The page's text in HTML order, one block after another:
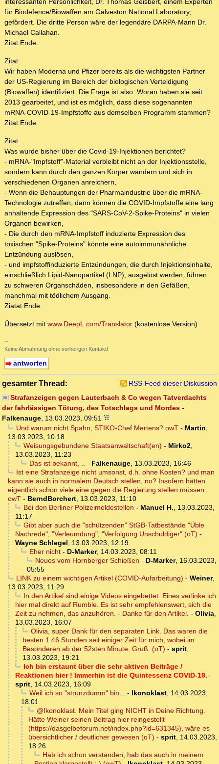
interessanten Persönlichkeit, Dr. Thomas Geisbert, einem Experten
für Biodefence/Biowaffen am Galveston National Laboratory,
gefördert. Die dritte Person wäre der legendäre DARPA-Mann Dr.
Michael Callahan.
Zitat Ende.
Zitat:
Wir haben Moderna und Pfizer bereits als die wichtigsten Partner
der US-Regierung im Bereich der biologischen Verteidigung
(Biowaffen) identifiziert. Die Frage ist also: Woran haben sie seit
2013 gearbeitet, und ist es möglich, dass diese sogenannten
mRNA-COVID-19-Impfstoffe aus demselben Programm stammen?
Zitat Ende.
Zitat:
Was wurde bisher über die Covid-19-Injektionen berichtet?
- mRNA-"Impfstoff"-Material verbleibt nicht an der Injektionsstelle,
sondern kann durch den ganzen Körper wandern und sich in
verschiedenen Organen anreichern,
- Wenn die Behauptungen der Pharmaindustrie über die mRNA-
Technologie zutreffen, dann können die COVID-Impfstoffe eine lang
anhaltende Expression des "SARS-CoV-2-Spike-Proteins" in vielen
Organen bewirken,
- Die durch den mRNA-Impfstoff induzierte Expression des
toxischen "Spike-Proteins" könnte eine autoimmunähnliche
Entzündung auslösen,
- und impfstoffinduzierte Entzündungen, die durch Injektionsinhalte,
einschließlich Lipid-Nanopartikel (LNP), ausgelöst werden, führen
zu schweren Organschäden, insbesondere in den Gefäßen,
manchmal mit tödlichem Ausgang.
Ziatat Ende.
Übersetzt mit www.DeepL.com/Translator (kostenlose Version)
--
Keine Abmahnung ohne vorherigen Kontakt!
antworten
gesamter Thread:
RSS-Feed dieser Diskussion
Strafanzeigen gegen Lauterbach & Co wegen Tatverdachts
der fahrlässigen Tötung, des Totschlags und Mordes -
Falkenauge, 13.03.2023, 09:51
Und warum nicht Spahn, STIKO-Chef Mertens? owT- Martin,
13.03.2023, 10:18
Weisungsgebundene Staatsanwaltschaft(en) - Mirko2,
13.03.2023, 11:23
Das ist bekannt, .. - Falkenauge, 13.03.2023, 16:46
Ist eine Strafanzeige nicht umsonst, d.h. ohne Kosten? und man
kann sie auch in normalem Deutsch stellen, no? Insofern hätten
eigentlich schon viele eine gegen die Regierung stellen müssen.
owT - BerndBorchert, 13.03.2023, 11:10
Bei den Berliner Polizeimeldestellen - Manuel H., 13.03.2023,
11:17
Gibt aber auch die "schützenden" StGB-Tatbestände "Üble
Nachrede", "Verleumdung", "Verfolgung Unschuldiger" (oT) -
Wayne Schlegel, 13.03.2023, 12:19
Eher nicht- D-Marker, 14.03.2023, 08:11
Neues vom Hornberger Schießen - D-Marker, 16.03.2023,
05:55
LINK zu einem wichtigen Artikel (COVID-Aufarbeitung) - Weiner,
13.03.2023, 11:29
In den Artikel sind einige Videos eingebettet. Eines verlinke ich
hier mal direkt auf Rumble. Es ist sehr empfehlenswert, sich die
Zeit zu nehmen, das anzuhören. - Danke für den Artikel. - Olivia,
13.03.2023, 16:07
Olivia, super Dank für den separaten Link. Das waren die
besten 1.46 Stunden seit einiger Zeit für mich, wobei im
Besonderen ab der 52sten Minute. Gruß. (oT) - sprit,
13.03.2023, 19:21
Ich bin erstaunt über die sehr aktiven Beiträge /
Reaktionen hier ! Immerhin ist die Quintessenz COVID-19. -
sprit, 14.03.2023, 16:09
Weil ich so "strunzdumm" bin... - Ikonoklast, 14.03.2023,
18:01
@Ikonoklast. Mein Titel ging NICHT in Deine Richtung.
Hätte Weiner seinen Beitrag hier reingestellt
(https://dasgelbeforum.net/index.php?id=631345), wäre es
übersichtlicher / deutlicher gewesen (oT) - sprit, 14.03.2023,
18:26
Hab ich schon verstanden, hab das auch in meinem